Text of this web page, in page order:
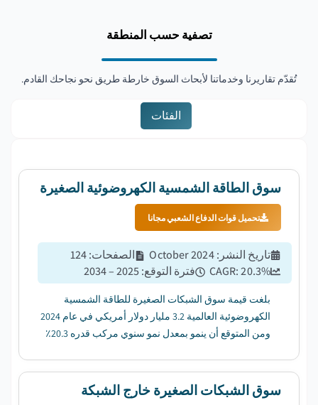
تصفية حسب المنطقة
تُقدّم تقاريرنا وخدماتنا لأبحاث السوق خارطة طريق نحو نجاحك القادم.
الفئات
سوق الطاقة الشمسية الكهروضوئية الصغيرة
تحميل قوات الدفاع الشعبي مجانا
تاريخ النشر :
October 2024 الصفحات:
124
CAGR:20.3% فترة التوقع:
2025 – 2034
بلغت قيمة سوق الشبكات الصغيرة للطاقة الشمسية
الكهروضوئية العالمية 3.2 مليار دولار أمريكي في عام 2024
ومن المتوقع أن ينمو بمعدل نمو سنوي مركب قدره 20.3٪
سوق الشبكات الصغيرة خارج الشبكة